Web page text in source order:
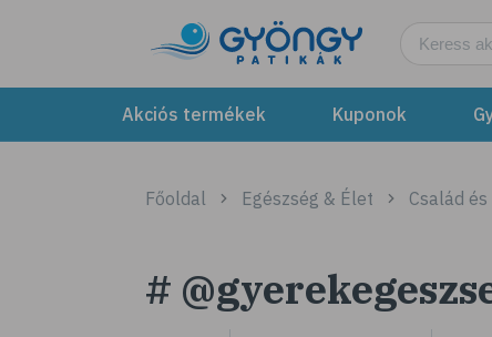
Akciós termékek Kuponok
Főoldal Egészség & Élet Család
#